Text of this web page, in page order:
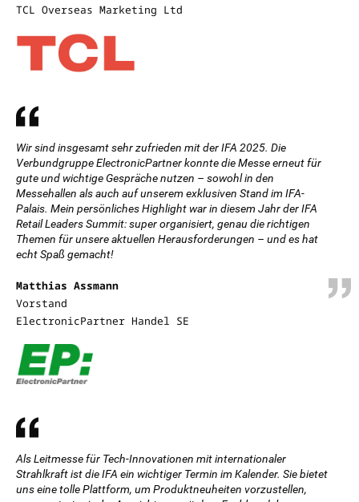
TCL Overseas Marketing Ltd
Wir sind insgesamt sehr zufrieden mit der IFA 2025. Die
Verbundgruppe ElectronicPartner konnte die Messe erneut für
gute und wichtige Gespräche nutzen – sowohl in den
Messehallen als auch auf unserem exklusiven Stand im IFA-
Palais. Mein persönliches Highlight war in diesem Jahr der IFA
Retail Leaders Summit: super organisiert, genau die richtigen
Themen für unsere aktuellen Herausforderungen – und es hat
echt Spaß gemacht!
Matthias Assmann
Vorstand
ElectronicPartner Handel SE
Als Leitmesse für Tech-Innovationen mit internationaler
Strahlkraft ist die IFA ein wichtiger Termin im Kalender. Sie bietet
uns eine tolle Plattform, um Produktneuheiten vorzustellen,